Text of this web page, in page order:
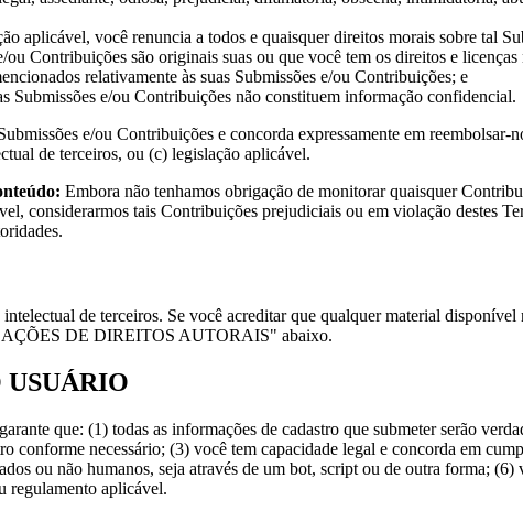
aplicável, você renuncia a todos e quaisquer direitos morais sobre tal
Contribuições são originais suas ou que você tem os direitos e
relativamente às suas Submissões e/ou Contribuições; e
Submissões e/ou Contribuições não constituem informação confidencial.
e/ou Contribuições e concorda expressamente em
de terceiros, ou (c) legislação aplicável.
Embora não tenhamos obrigação de monitorar quaisquer
considerarmos tais Contribuições prejudiciais ou em violação destes
de terceiros. Se você acreditar que qualquer material
DE DIREITOS AUTORAIS" abaixo.
USUÁRIO
que: (1) todas as informações de cadastro que submeter serão
conforme necessário; (3) você tem capacidade legal e concorda em
ou não humanos, seja através de um bot, script ou de outra forma;
regulamento aplicável.